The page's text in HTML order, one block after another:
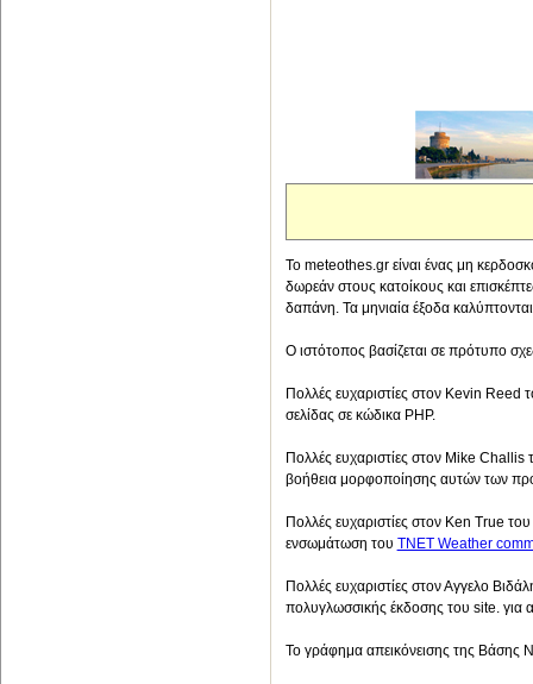
Το meteothes.gr είναι ένας μη
δωρεάν στους κατοίκους και
δαπάνη. Τα μηνιαία έξοδα
Ο ιστότοπος βασίζεται σε πρότυπο
Πολλές ευχαριστίες στον Kevin Reed
σελίδας σε κώδικα PHP.
Πολλές ευχαριστίες στον Mike Challis
βοήθεια μορφοποίησης αυτών των
Πολλές ευχαριστίες στον Ken True του
ενσωμάτωση του TNET Weather
Πολλές ευχαριστίες στον Αγγελο
πολυγλωσσικής έκδοσης του site. για
Το γράφημα απεικόνεισης της Βάσης